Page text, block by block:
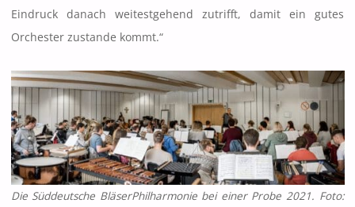
Eindruck danach weitestgehend zutrifft, damit ein gutes
Orchester zustande kommt.“
Die Süddeutsche BläserPhilharmonie bei einer Probe 2021. Foto: